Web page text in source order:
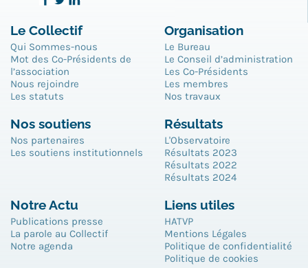
Le Collectif
Qui Sommes-nous
Mot des Co-Présidents de
l’association
Nous rejoindre
Les statuts
Organisation
Le Bureau
Le Conseil d’administration
Les Co-Présidents
Les membres
Nos travaux
Nos soutiens
Nos partenaires
Les soutiens institutionnels
Résultats
L'Observatoire
Résultats 2023
Résultats 2022
Résultats 2024
Notre Actu
Publications presse
La parole au Collectif
Notre agenda
Liens utiles
HATVP
Mentions Légales
Politique de confidentialité
Politique de cookies